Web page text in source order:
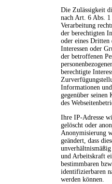
Die Zulässigkeit
nach Art. 6 Abs.
Verarbeitung
der berechtigten
oder eines
Interessen oder
der betroffenen
berechtigte
Informationen
gegenüber
des
Ihre IP-Adresse
gelöscht oder
Anonymisierung
geändert, dass
und Arbeitskraft
bestimmbaren
identifizierbaren
werden können.